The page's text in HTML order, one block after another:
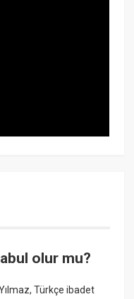
olur mu?
Türkçe ibadet